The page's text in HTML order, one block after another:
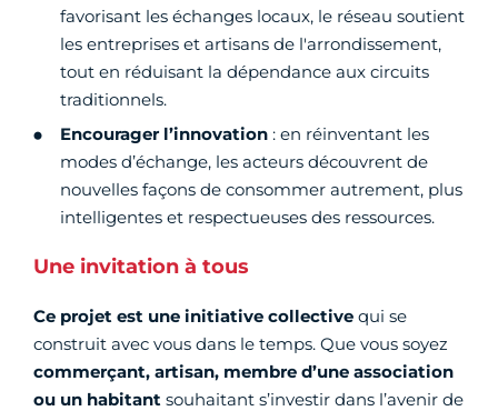
favorisant les échanges locaux, le réseau soutient
les entreprises et artisans de l'arrondissement,
tout en réduisant la dépendance aux circuits
traditionnels.
Encourager l’innovation : en réinventant les
modes d’échange, les acteurs découvrent de
nouvelles façons de consommer autrement, plus
intelligentes et respectueuses des ressources.
Une invitation à tous
Ce projet est une initiative collective qui se
construit avec vous dans le temps. Que vous soyez
commerçant, artisan, membre d’une association
ou un habitant souhaitant s’investir dans l’avenir de